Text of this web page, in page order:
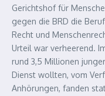
Gerichtshof für
gegen die BRD die
Recht und
Urteil war verheerend.
rund 3,5 Millionen
Dienst wollten, vom
Anhörungen, fanden